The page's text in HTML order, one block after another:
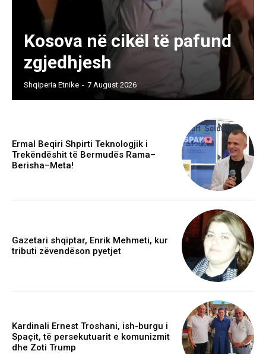
Kosova në cikël të pafund
zgjedhjesh
Shqiperia Etnike - 7 August 2026
Ermal Beqiri Shpirti Teknologjik i
Trekëndëshit të Bermudës Rama–
Berisha–Meta!
Gazetari shqiptar, Enrik Mehmeti, kur
tributi zëvendëson pyetjet
Kardinali Ernest Troshani, ish-burgu i
Spaçit, të persekutuarit e komunizmit
dhe Zoti Trump